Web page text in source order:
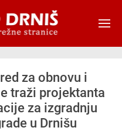
za obnovu i
traži projektanta
za izgradnju
u Drnišu